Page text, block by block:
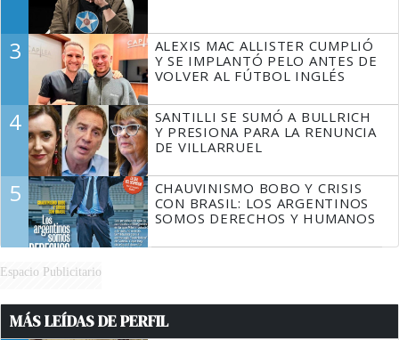
3
ALEXIS MAC ALLISTER CUMPLIÓ
Y SE IMPLANTÓ PELO ANTES DE
VOLVER AL FÚTBOL INGLÉS
4
SANTILLI SE SUMÓ A BULLRICH
Y PRESIONA PARA LA RENUNCIA
DE VILLARRUEL
5
CHAUVINISMO BOBO Y CRISIS
CON BRASIL: LOS ARGENTINOS
SOMOS DERECHOS Y HUMANOS
Espacio Publicitario
MÁS LEÍDAS DE PERFIL